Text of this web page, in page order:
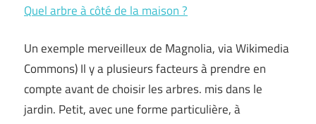
Quel arbre à côté de la maison ?
Un exemple merveilleux de Magnolia, via Wikimedia
Commons) Il y a plusieurs facteurs à prendre en
compte avant de choisir les arbres. mis dans le
jardin. Petit, avec une forme particulière, à